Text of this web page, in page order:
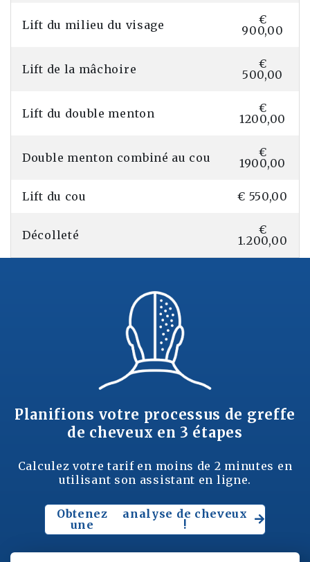
Lift du milieu du visage
€
900,00
Lift de la mâchoire
€
500,00
Lift du double menton
€
1200,00
Double menton combiné au cou
€
1900,00
Lift du cou € 550,00
Décolleté
€
1.200,00
Planifions votre processus de greffe
de cheveux en 3 étapes
Calculez votre tarif en moins de 2 minutes en
utilisant son assistant en ligne.
Obtenez
une
analyse de cheveux
!